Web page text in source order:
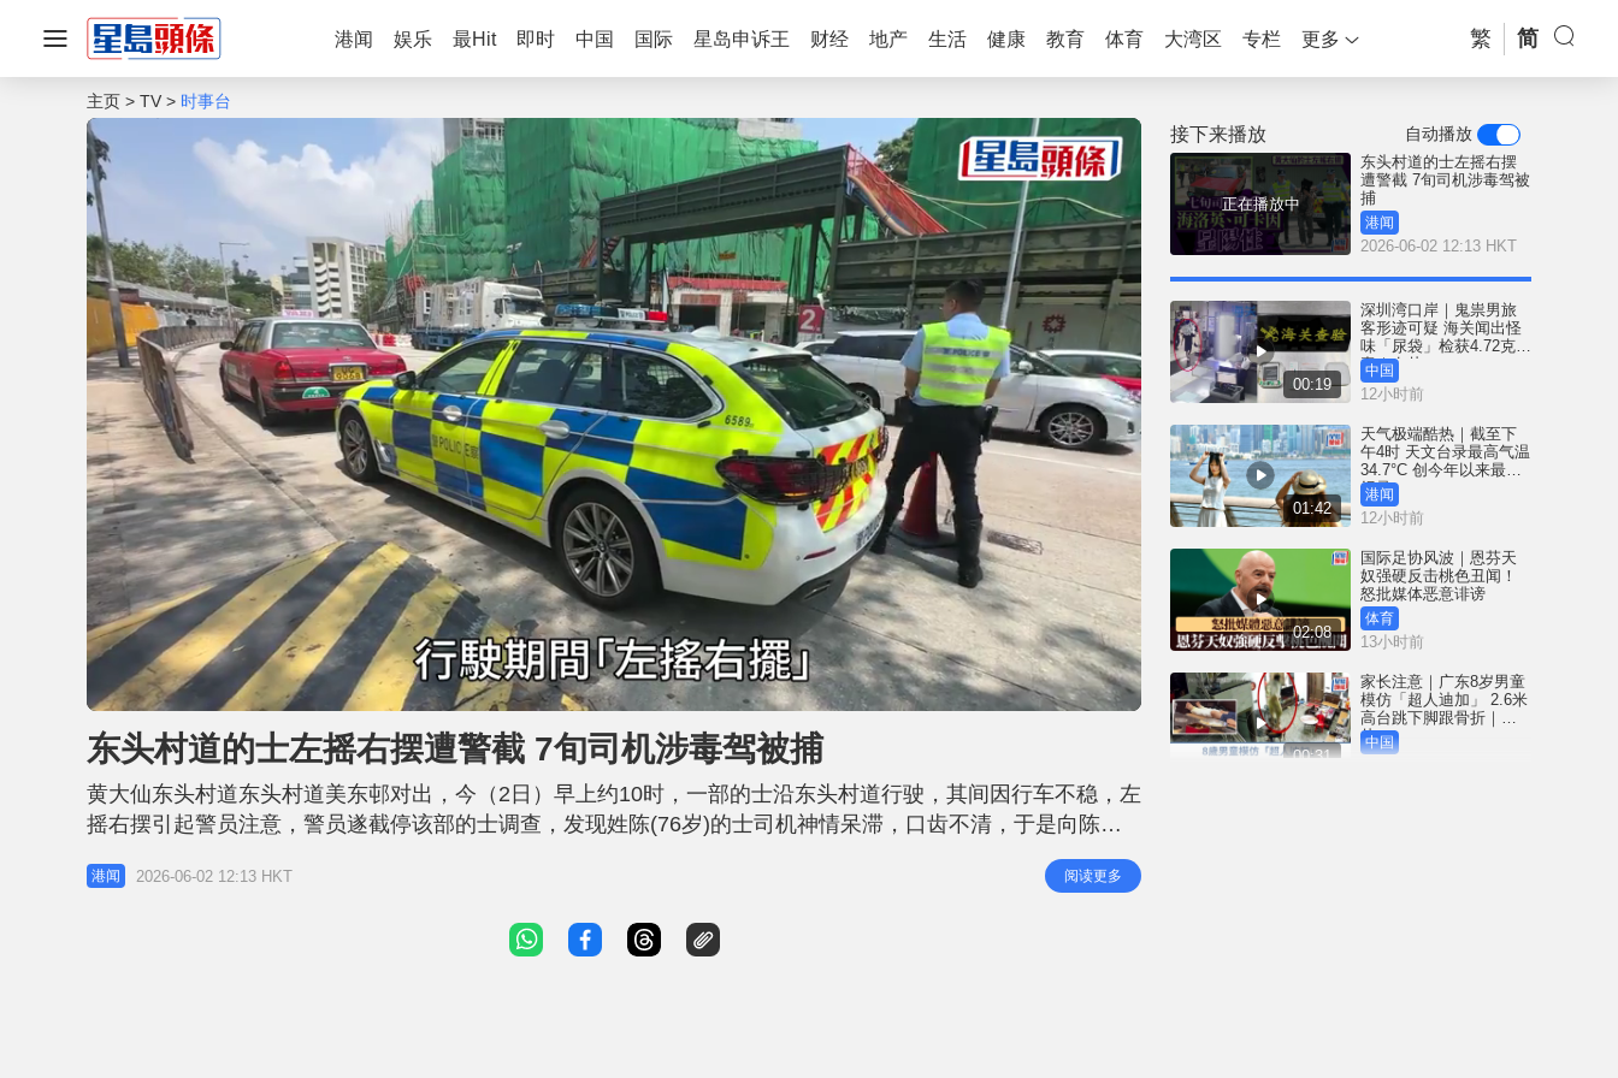
港闻 娱乐 最Hit 即时 中国 国际 星岛申诉王 财经 地产 生活 健康 教育 体育 大湾区 专栏 更多 繁 简
主页 TV 时事台
U
n
u
t
e
L
o
e
d
:
3
.
5
6
东头村道的士左摇右摆遭警截 7旬司机涉毒驾被捕
黄大仙东头村道东头村道美东邨对出，今（2日）早上约10时，一部的士沿东头村道行驶，其间因行车不稳，左
摇右摆引起警员注意，警员遂截停该部的士调查，发现姓陈(76岁)的士司机神情呆滞，口齿不清，于是向陈男
进行快速口腔液测试，验出对海洛英及可卡因毒品呈阳性反应，涉毒后驾驶被捕。车厢内暂未找到毒品，警员
稍后召来搜索犬到场搜车。案件将交由东九龙交通特遣队接手跟进。 .st-google-btn-contai
港闻 2026-06-02 12:13 HKT 阅读更多
接下来播放 自动播放
正在播放中
东头村道的士左摇右摆
遭警截 7旬司机涉毒驾被
捕
港闻
2026-06-02 12:13 HKT
00:19
深圳湾口岸｜鬼祟男旅
客形迹可疑 海关闻出怪
味「尿袋」检获4.72克冰
毒｜有片
中国
12小时前
01:42
天气极端酷热｜截至下
午4时 天文台录最高气温
34.7°C 创今年以来最高
纪录
港闻
12小时前
02:08
国际足协风波｜恩芬天
奴强硬反击桃色丑闻！
怒批媒体恶意诽谤
体育
13小时前
00:31
家长注意｜广东8岁男童
模仿「超人迪加」 2.6米
高台跳下脚跟骨折｜有
片
中国